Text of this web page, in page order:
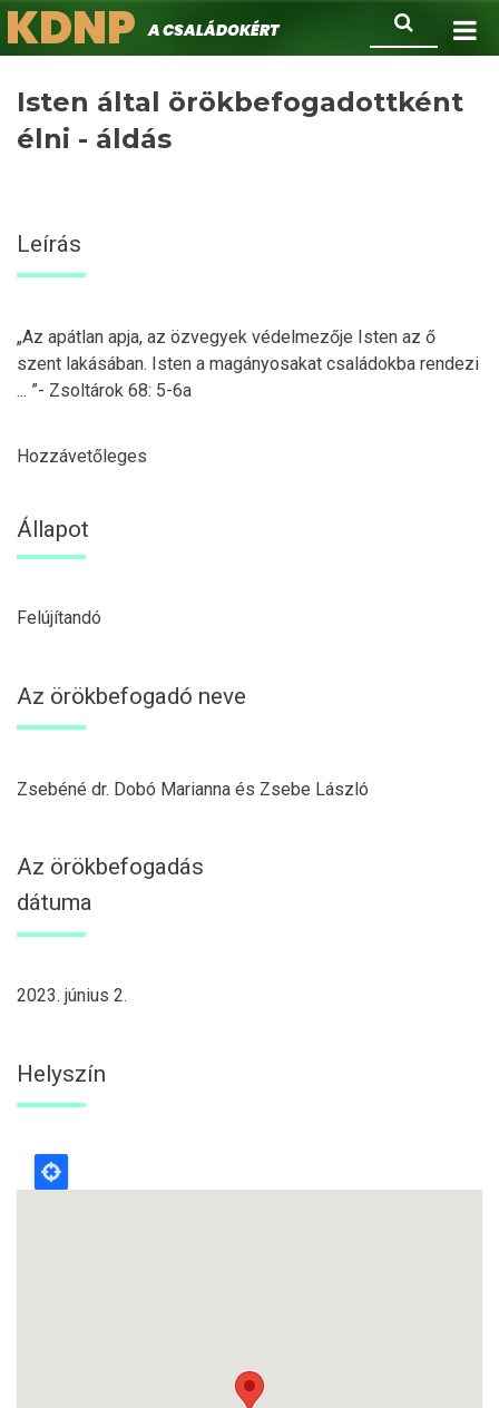
Ugrás
a
Keresés
KDNPA családokért.
Isten által örökbefogadottként
élni - áldás
Leírás
„Az apátlan apja, az özvegyek védelmezője Isten az ő
szent lakásában. Isten a magányosakat családokba rendezi
... ”- Zsoltárok 68: 5-6a
Hozzávetőleges
Állapot
Felújítandó
Az örökbefogadó neve
Zsebéné dr. Dobó Marianna és Zsebe László
Az örökbefogadás
dátuma
2023. június 2.
Helyszín